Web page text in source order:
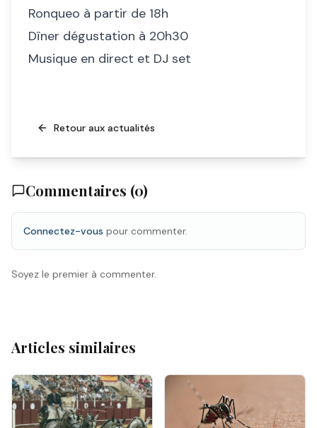
Ronqueo à partir de 18h
Dîner dégustation à 20h30
Musique en direct et DJ set
Retour aux actualités
Commentaires (0)
Connectez-vous pour commenter.
Soyez le premier à commenter.
Articles similaires